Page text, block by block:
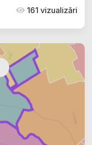
161 vizualizări